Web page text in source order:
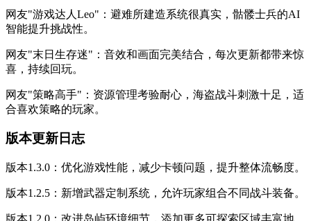
网友"游戏达人Leo"：避难所建造系统很真实，骷髅士兵的AI
智能提升挑战性。
网友"末日生存迷"：音效和画面完美结合，每次更新都带来惊
喜，持续回玩。
网友"策略高手"：资源管理考验耐心，海盗战斗刺激十足，适
合喜欢策略的玩家。
版本更新日志
版本1.3.0：优化游戏性能，减少卡顿问题，提升整体流畅度。
版本1.2.5：新增武器定制系统，允许玩家组合不同战斗装备。